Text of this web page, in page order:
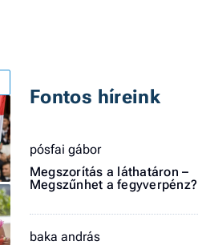
Fontos híreink
pósfai gábor
Megszorítás a láthatáron –
Megszűnhet a fegyverpénz?
baka andrás